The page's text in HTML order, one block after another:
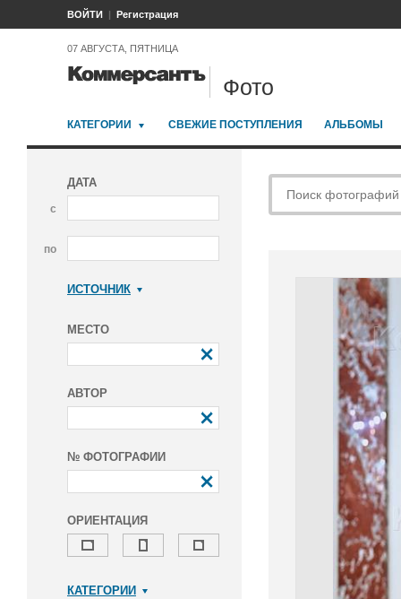
ВОЙТИ Регистрация
07 АВГУСТА, ПЯТНИЦА
Фото
КАТЕГОРИИ СВЕЖИЕ ПОСТУПЛЕНИЯ АЛЬБОМЫ
ДАТА
с
по
ИСТОЧНИК
МЕСТО
АВТОР
№ ФОТОГРАФИИ
ОРИЕНТАЦИЯ
КАТЕГОРИИ